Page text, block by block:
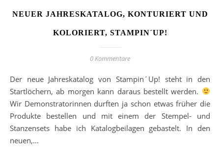
NEUER JAHRESKATALOG, KONTURIERT UND
KOLORIERT, STAMPIN´UP!
0 Kommentare
Der neue Jahreskatalog von Stampin´Up! steht in den
Startlöchern, ab morgen kann daraus bestellt werden.
Wir Demonstratorinnen durften ja schon etwas früher die
Produkte bestellen und mit einem der Stempel- und
Stanzensets habe ich Katalogbeilagen gebastelt. In den
neuen,…